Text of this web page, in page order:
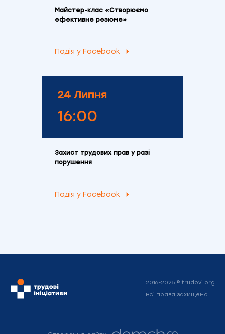
Майстер-клас «Створюємо
ефективне резюме»
Подія у Facebook
24 Липня
16:00
Захист трудових прав у разі
порушення
Подія у Facebook
2016-2026 © trudovi.org
Всі права захищено